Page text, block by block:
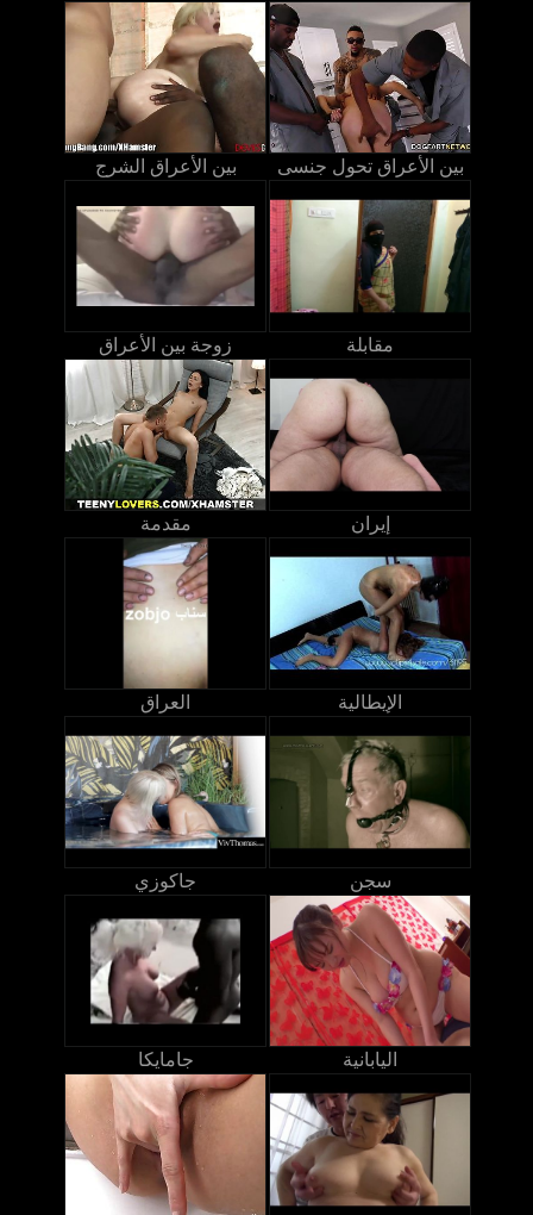
بين الأعراق الشرج بين الأعراق تحول جنسى
زوجة بين الأعراق مقابلة
مقدمة إيران
العراق الإيطالية
جاكوزي سجن
جامايكا اليابانية